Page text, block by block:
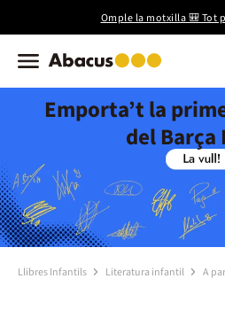
Omple la motxilla 🎒 Tot
Emporta’t la
del Barça
Llibres Infantils Literatura infantil A